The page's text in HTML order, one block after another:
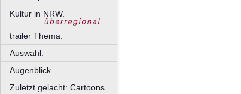
Kultur in NRW.
trailer Thema.
Auswahl.
Augenblick
Zuletzt gelacht: Cartoons.